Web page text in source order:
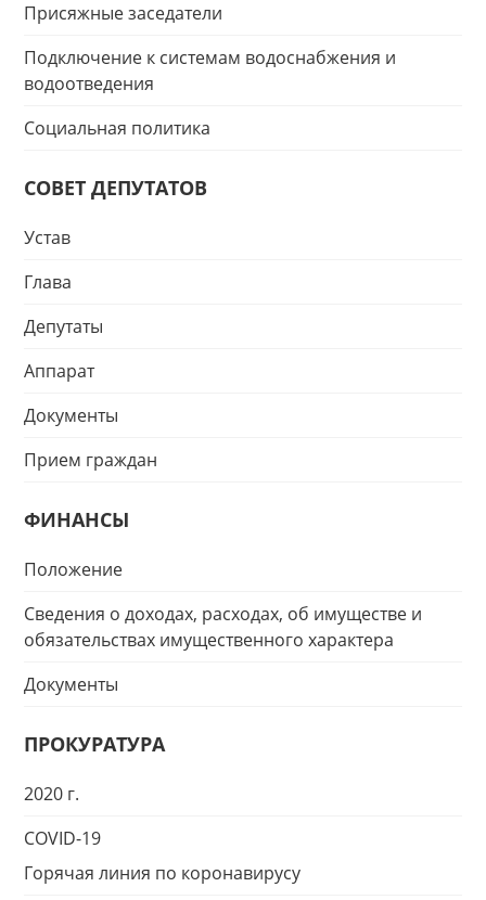
Присяжные заседатели
Подключение к системам водоснабжения и
водоотведения
Социальная политика
СОВЕТ ДЕПУТАТОВ
Устав
Глава
Депутаты
Аппарат
Документы
Прием граждан
ФИНАНСЫ
Положение
Сведения о доходах, расходах, об имуществе и
обязательствах имущественного характера
Документы
ПРОКУРАТУРА
2020 г.
COVID-19
Горячая линия по коронавирусу